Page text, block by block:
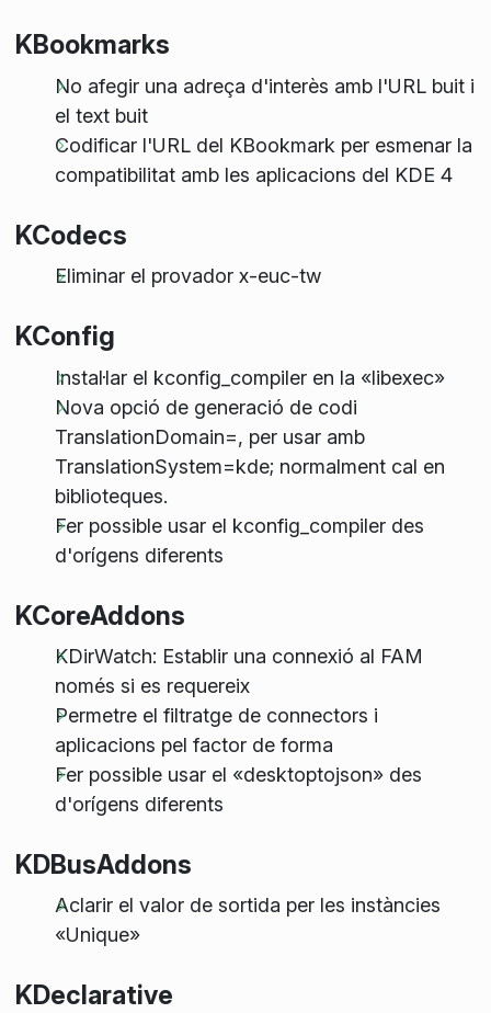
KBookmarks
No afegir una adreça d'interès amb l'URL buit i
el text buit
Codificar l'URL del KBookmark per esmenar la
compatibilitat amb les aplicacions del KDE 4
KCodecs
Eliminar el provador x-euc-tw
KConfig
Instal·lar el kconfig_compiler en la «libexec»
Nova opció de generació de codi
TranslationDomain=, per usar amb
TranslationSystem=kde; normalment cal en
biblioteques.
Fer possible usar el kconfig_compiler des
d'orígens diferents
KCoreAddons
KDirWatch: Establir una connexió al FAM
només si es requereix
Permetre el filtratge de connectors i
aplicacions pel factor de forma
Fer possible usar el «desktoptojson» des
d'orígens diferents
KDBusAddons
Aclarir el valor de sortida per les instàncies
«Unique»
KDeclarative